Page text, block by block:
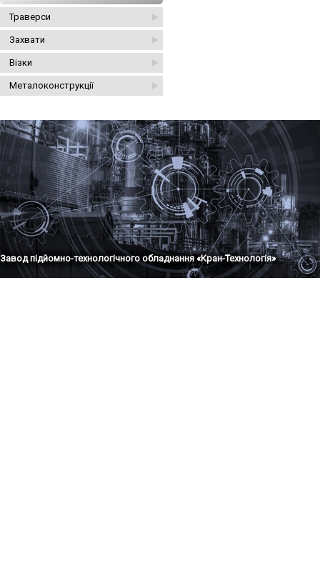
Траверси
Захвати
Візки
Металоконструкції
Завод підйомно-технологічного обладнання «Кран-Технологія»